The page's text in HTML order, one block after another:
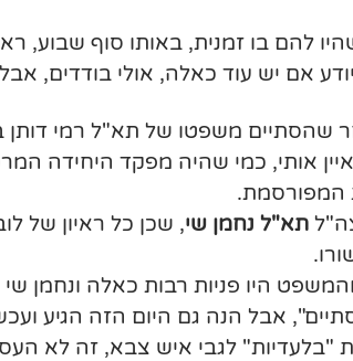
להם בו זמנית, באותו סוף שבוע,
אם יש עוד כאלה, אולי בודדים,
לאחר שהסתיים משפטו של תא"ל רמי
אותי, כמי שהיה מפקד היחידה
המפורסמת.
תא"ל נחמן שי, שכן כל ראיון של
היו פניות רבות כאלה ונחמן
אבל הנה גם היום הזה הגיע
לגבי איש צבא, זה לא